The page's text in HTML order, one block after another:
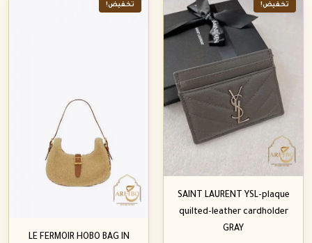
تخفيض!
SAINT LAURENT YSL-plaque
quilted-leather cardholder
GRAY
تخفيض!
LE FERMOIR HOBO BAG IN